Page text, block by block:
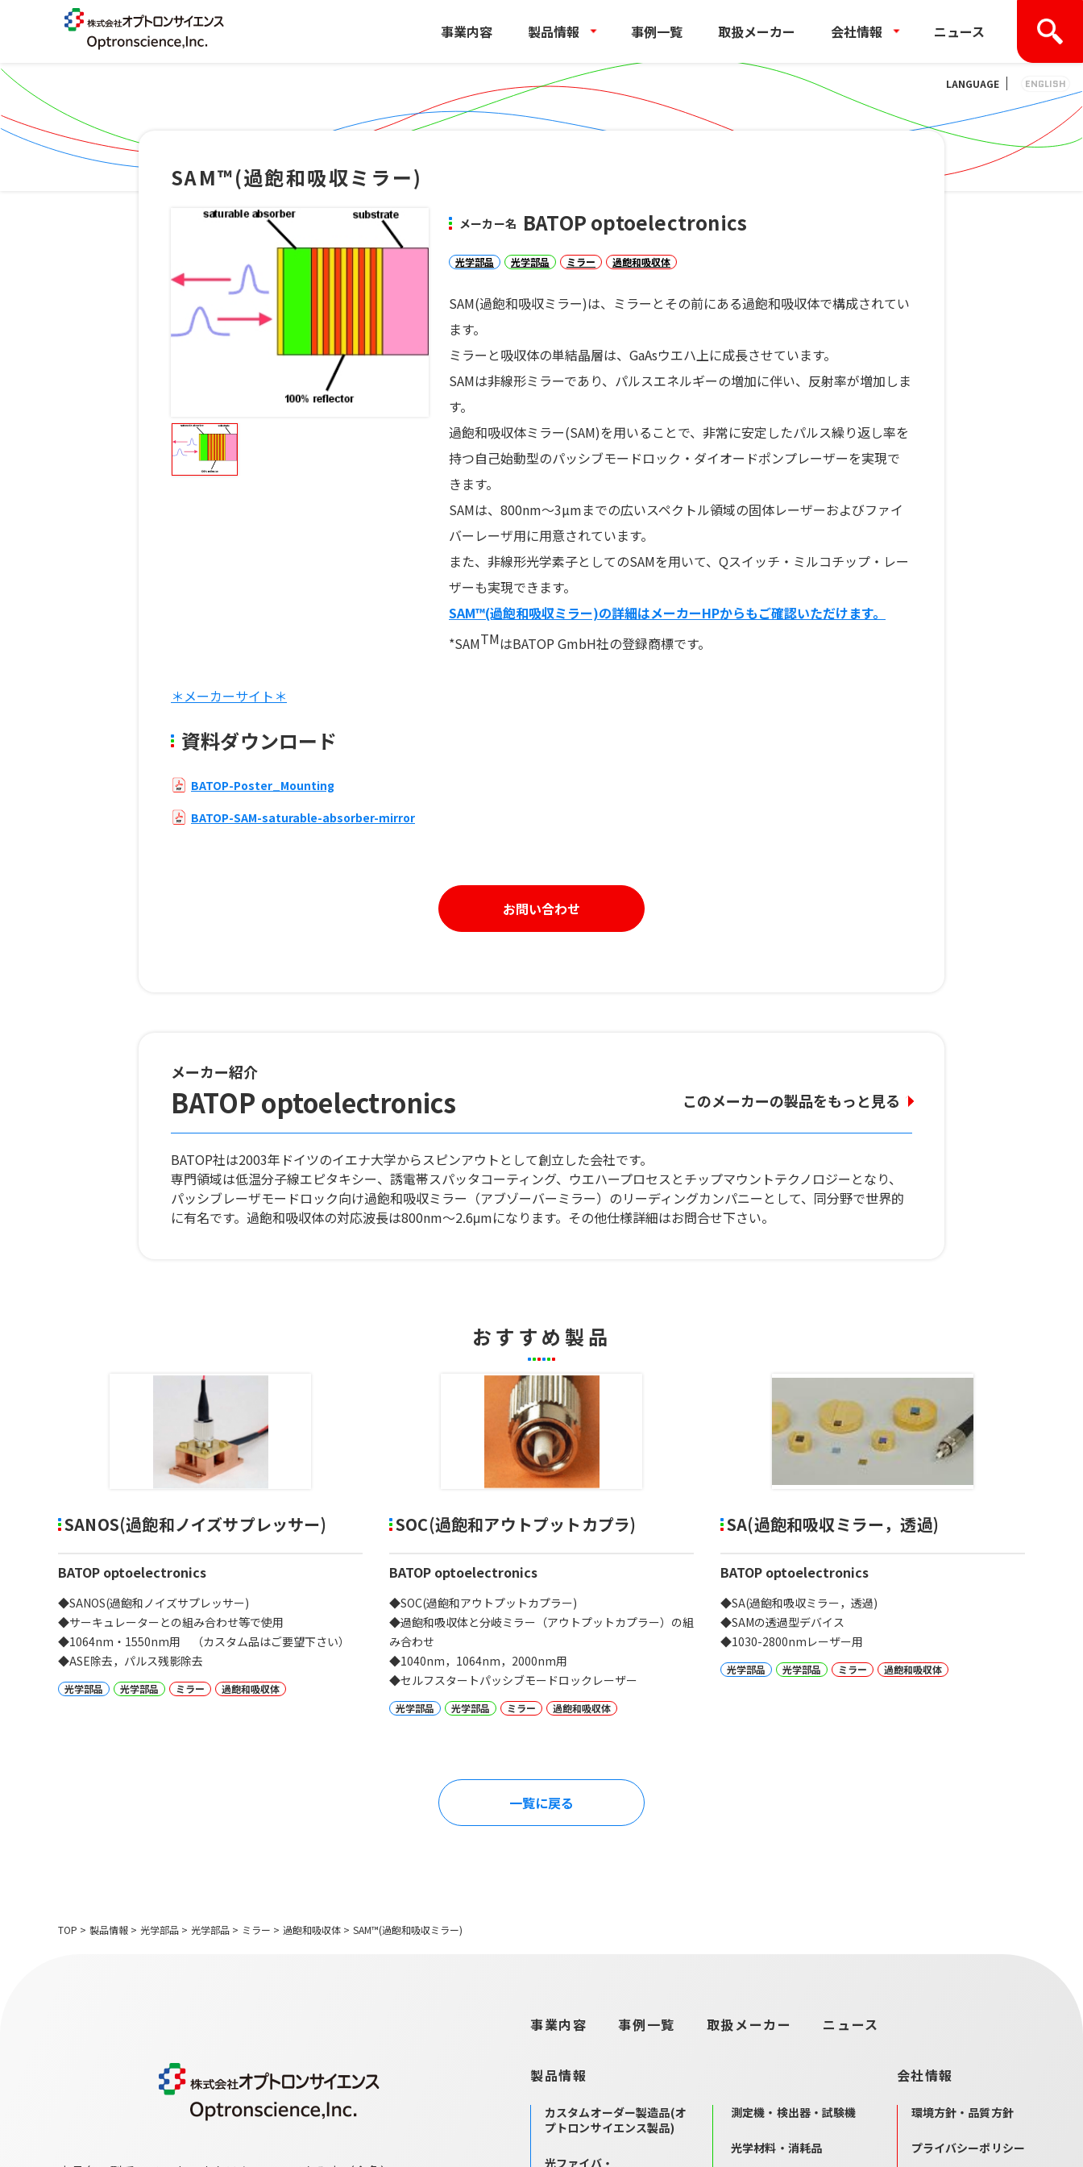
事業内容 製品情報 事例一覧 取扱メーカー 会社情報 ニュース
LANGUAGE ENGLISH
SAM™(過飽和吸収ミラー)
メーカー名 BATOP optoelectronics
光学部品 光学部品 ミラー 過飽和吸収体
SAM(過飽和吸収ミラー)は、ミラーとその前にある過飽和吸収体で構成されてい
ます。
ミラーと吸収体の単結晶層は、GaAsウエハ上に成長させています。
SAMは非線形ミラーであり、パルスエネルギーの増加に伴い、反射率が増加しま
す。
過飽和吸収体ミラー(SAM)を用いることで、非常に安定したパルス繰り返し率を
持つ自己始動型のパッシブモードロック・ダイオードポンプレーザーを実現で
きます。
SAMは、800nm〜3µmまでの広いスペクトル領域の固体レーザーおよびファイ
バーレーザ用に用意されています。
また、非線形光学素子としてのSAMを用いて、Qスイッチ・ミルコチップ・レー
ザーも実現できます。
SAM™(過飽和吸収ミラー)の詳細はメーカーHPからもご確認いただけます。
*SAMTMはBATOP GmbH社の登録商標です。
＊メーカーサイト＊
資料ダウンロード
BATOP-Poster_Mounting
BATOP-SAM-saturable-absorber-mirror
お問い合わせ
メーカー紹介
BATOP optoelectronics このメーカーの製品をもっと見る
BATOP社は2003年ドイツのイエナ大学からスピンアウトとして創立した会社です。
専門領域は低温分子線エピタキシー、誘電帯スパッタコーティング、ウエハープロセスとチップマウントテクノロジーとなり、
パッシブレーザモードロック向け過飽和吸収ミラー（アブゾーバーミラー）のリーディングカンパニーとして、同分野で世界的
に有名です。過飽和吸収体の対応波長は800nm〜2.6μmになります。その他仕様詳細はお問合せ下さい。
おすすめ製品
SANOS(過飽和ノイズサプレッサー)
BATOP optoelectronics
◆SANOS(過飽和ノイズサプレッサー)
◆サーキュレーターとの組み合わせ等で使用
◆1064nm・1550nm用 （カスタム品はご要望下さい）
◆ASE除去，パルス残影除去
光学部品 光学部品 ミラー 過飽和吸収体
SOC(過飽和アウトプットカプラ)
BATOP optoelectronics
◆SOC(過飽和アウトプットカプラー)
◆過飽和吸収体と分岐ミラー（アウトプットカプラー）の組
み合わせ
◆1040nm，1064nm，2000nm用
◆セルフスタートパッシブモードロックレーザー
光学部品 光学部品 ミラー 過飽和吸収体
SA(過飽和吸収ミラー，透過)
BATOP optoelectronics
◆SA(過飽和吸収ミラー，透過)
◆SAMの透過型デバイス
◆1030-2800nmレーザー用
光学部品 光学部品 ミラー 過飽和吸収体
一覧に戻る
TOP > 製品情報 > 光学部品 > 光学部品 > ミラー > 過飽和吸収体 > SAM™(過飽和吸収ミラー)
事業内容 事例一覧 取扱メーカー ニュース
製品情報
カスタムオーダー製造品(オ
プトロンサイエンス製品)
光ファイバ・
測定機・検出器・試験機
光学材料・消耗品
会社情報
環境方針・品質方針
プライバシーポリシー